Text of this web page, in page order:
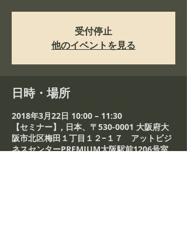
受付停止
他のイベントを見る
日時・場所
2018年3月22日 10:00 – 11:30
【セミナー】, 日本、〒530-0001 大阪府大
阪市北区梅田１丁目１２−１７ アットビジ
ネスセンターPREMIUM大阪駅前1206号室